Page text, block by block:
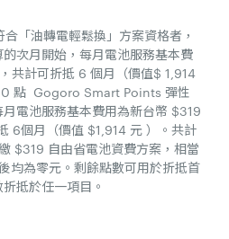
「油轉電輕鬆換」方案資格者，
次月開始，每月電池服務基本費
共計可折抵 6 個月（價值$ 1,914
點 Gogoro Smart Points 彈性
電池服務基本費用為新台幣 $319
6個月（價值 $1,914 元 ）。共計
$319 自由省電池資費方案，相當
均為零元。剩餘點數可用於折抵首
抵於任一項目。